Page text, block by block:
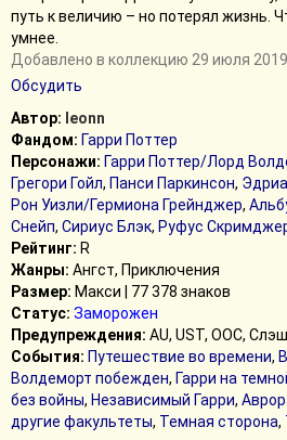
путь к величию – но потерял жизнь.
умнее.
Добавлено в коллекцию 29 июля 2019
Обсудить
Автор: leonn
Фандом: Гарри Поттер
Персонажи: Гарри Поттер/Лорд
Грегори Гойл, Панси Паркинсон,
Рон Уизли/Гермиона Грейнджер,
Снейп, Сириус Блэк, Руфус
Рейтинг: R
Жанры: Ангст, Приключения
Размер: Макси | 77 378 знаков
Статус: Заморожен
Предупреждения: AU, UST, ООС,
События: Путешествие во времени,
Волдеморт побежден, Гарри на
без войны, Независимый Гарри,
другие факультеты, Темная сторона,